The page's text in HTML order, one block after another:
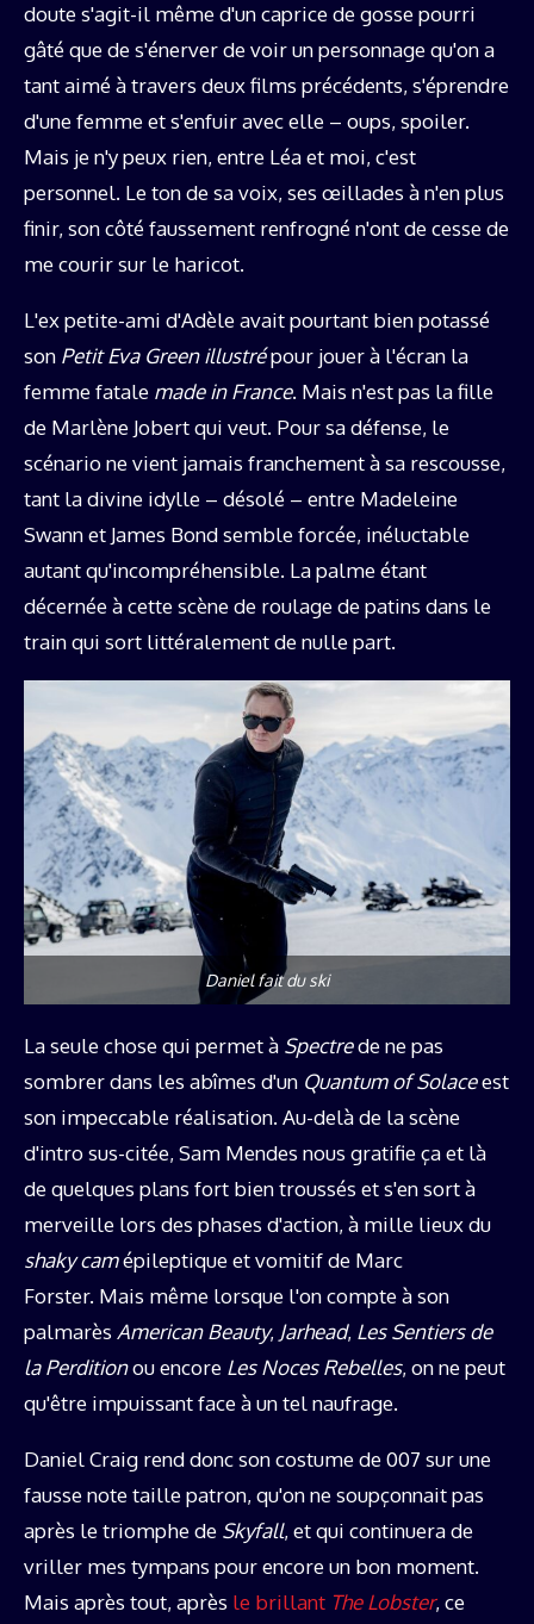
doute s'agit-il même d'un caprice de gosse pourri
gâté que de s'énerver de voir un personnage qu'on a
tant aimé à travers deux films précédents, s'éprendre
d'une femme et s'enfuir avec elle – oups, spoiler.
Mais je n'y peux rien, entre Léa et moi, c'est
personnel. Le ton de sa voix, ses œillades à n'en plus
finir, son côté faussement renfrogné n'ont de cesse de
me courir sur le haricot.
L'ex petite-ami d'Adèle avait pourtant bien potassé
son Petit Eva Green illustrépour jouer à l'écran la
femme fatale made in France. Mais n'est pas la fille
de Marlène Jobert qui veut. Pour sa défense, le
scénario ne vient jamais franchement à sa rescousse,
tant la divine idylle – désolé – entre Madeleine
Swann et James Bond semble forcée, inéluctable
autant qu'incompréhensible. La palme étant
décernée à cette scène de roulage de patins dans le
train qui sort littéralement de nulle part.
Daniel fait du ski
La seule chose qui permet à Spectrede ne pas
sombrer dans les abîmes d'un Quantum of Solaceest
son impeccable réalisation. Au-delà de la scène
d'intro sus-citée, Sam Mendes nous gratifie ça et là
de quelques plans fort bien troussés et s'en sort à
merveille lors des phases d'action, à mille lieux du
shaky camépileptique et vomitif de Marc
Forster. Mais même lorsque l'on compte à son
palmarès American Beauty, Jarhead, Les Sentiers de
la Perditionou encore Les Noces Rebelles, on ne peut
qu'être impuissant face à un tel naufrage.
Daniel Craig rend donc son costume de 007 sur une
fausse note taille patron, qu'on ne soupçonnait pas
après le triomphe de Skyfall, et qui continuera de
vriller mes tympans pour encore un bon moment.
Mais après tout, après le brillant The Lobster, ce